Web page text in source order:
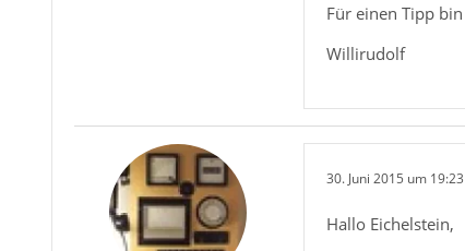
Für einen Tipp
Willirudolf
30. Juni 2015 um 19:23
Hallo Eichelstein,